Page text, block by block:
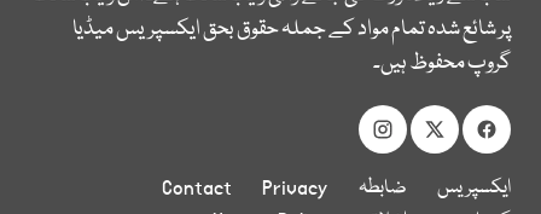
پر شائع شدہ تمام مواد کے جملہ حقوق بحق ایکسپریس میڈیا
گروپ محفوظ ہیں۔
ایکسپریس
ضابطہ
Privacy
Contact